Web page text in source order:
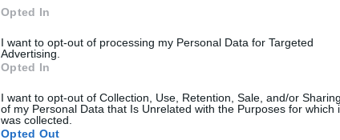
Opted In
I want to opt-out of processing my Personal Data for Targeted
Advertising.
Opted In
I want to opt-out of Collection, Use, Retention, Sale, and/or Sharing
of my Personal Data that Is Unrelated with the Purposes for which
was collected.
Opted Out